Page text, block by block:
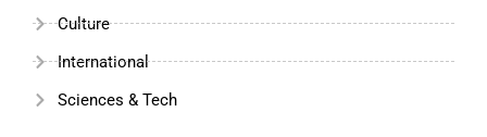
Culture
International
Sciences & Tech